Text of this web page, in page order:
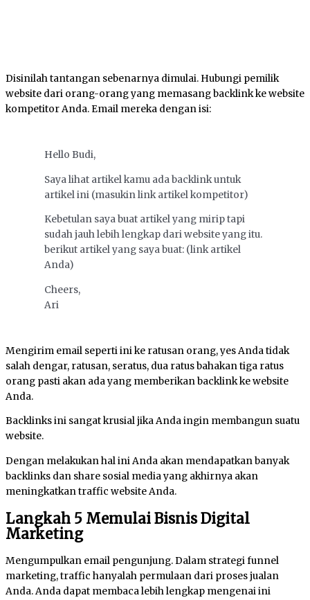
Disinilah tantangan sebenarnya dimulai. Hubungi pemilik
website dari orang-orang yang memasang backlink ke website
kompetitor Anda. Email mereka dengan isi:
Hello Budi,
Saya lihat artikel kamu ada backlink untuk
artikel ini (masukin link artikel kompetitor)
Kebetulan saya buat artikel yang mirip tapi
sudah jauh lebih lengkap dari website yang itu.
berikut artikel yang saya buat: (link artikel
Anda)
Cheers,
Ari
Mengirim email seperti ini ke ratusan orang, yes Anda tidak
salah dengar, ratusan, seratus, dua ratus bahakan tiga ratus
orang pasti akan ada yang memberikan backlink ke website
Anda.
Backlinks ini sangat krusial jika Anda ingin membangun suatu
website.
Dengan melakukan hal ini Anda akan mendapatkan banyak
backlinks dan share sosial media yang akhirnya akan
meningkatkan traffic website Anda.
Langkah 5 Memulai Bisnis Digital
Marketing
Mengumpulkan email pengunjung. Dalam strategi funnel
marketing, traffic hanyalah permulaan dari proses jualan
Anda. Anda dapat membaca lebih lengkap mengenai ini